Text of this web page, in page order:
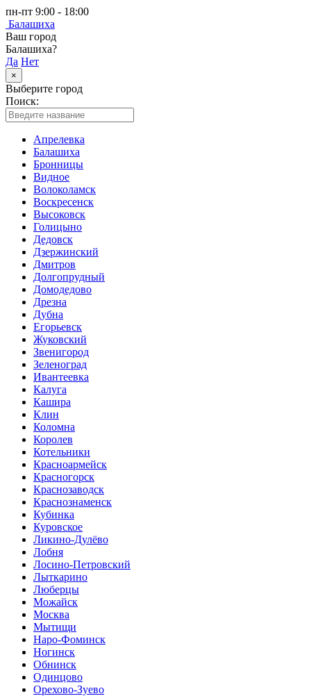
пн-пт 9:00 - 18:00
Балашиха
Ваш город
Балашиха?
Да Нет
×
Выберите город
Поиск:
Апрелевка
Балашиха
Бронницы
Видное
Волоколамск
Воскресенск
Высоковск
Голицыно
Дедовск
Дзержинский
Дмитров
Долгопрудный
Домодедово
Дрезна
Дубна
Егорьевск
Жуковский
Звенигород
Зеленоград
Ивантеевка
Калуга
Кашира
Клин
Коломна
Королев
Котельники
Красноармейск
Красногорск
Краснозаводск
Краснознаменск
Кубинка
Куровское
Ликино-Дулёво
Лобня
Лосино-Петровский
Лыткарино
Люберцы
Можайск
Москва
Мытищи
Наро-Фоминск
Ногинск
Обнинск
Одинцово
Орехово-Зуево